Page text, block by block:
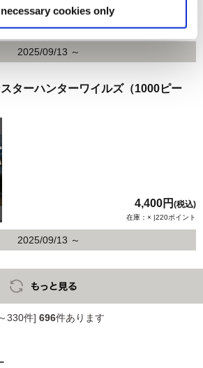
cookies only
在庫：× |165ポイント
2025/09/13 ～
ターハンターワイルズ（1000ピー
4,400円 (税込)
在庫：× |220ポイント
2025/09/13 ～
330件] 696件あります